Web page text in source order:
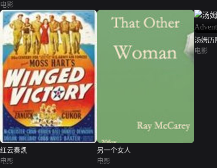
电影
红云奏凯
电影
另一个女人
电影
汤姆历
Tom
电影